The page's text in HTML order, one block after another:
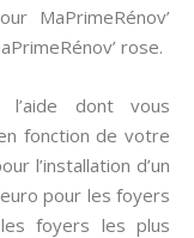
MaPrimeRénov’
rose.
dont vous
fonction de votre
l’installation d’un
pour les foyers
foyers les plus